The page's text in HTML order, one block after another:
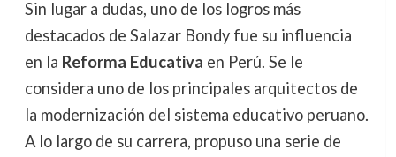
Sin lugar a dudas, uno de los logros más
destacados de Salazar Bondy fue su influencia
en la Reforma Educativa en Perú. Se le
considera uno de los principales arquitectos de
la modernización del sistema educativo peruano.
A lo largo de su carrera, propuso una serie de